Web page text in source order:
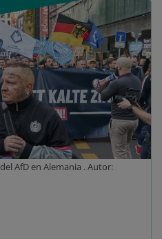
AfD en Alemania . Autor: